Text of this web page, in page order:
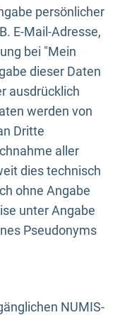
persönlicher
E-Mail-Adresse,
bei "Mein
dieser Daten
ausdrücklich
werden von
Dritte
aller
dies technisch
ohne Angabe
unter Angabe
Pseudonyms
NUMIS-